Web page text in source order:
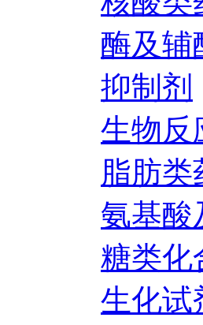
酶及辅
抑制剂
生物反
脂肪类
氨基酸
糖类化
生化试